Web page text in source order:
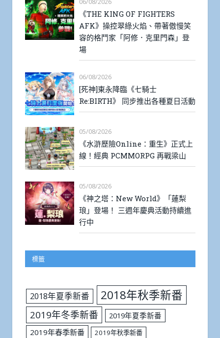
《THE KING OF FIGHTERS
AFK》操控翠綠火焰、帶著傲慢笑
容的格鬥家「阿修．克里門森」登
場
06/08/2026
[死神]東永降臨《七騎士
Re:BIRTH》 同步推出各種夏日活動
05/08/2026
《水滸歷險Online：重生》正式上
線！經典 PCMMORPG 再戰梁山
05/08/2026
《神之塔：New World》「蓮梨
琅」登場！ 三週年慶典活動持續進
行中
標籤
2018年夏季新番 2018年秋季新番
2019年冬季新番
2019年夏季新番
2019年春季新番
2019年秋季新番